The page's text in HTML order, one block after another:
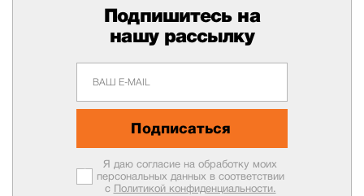
Подпишитесь на
нашу рассылку
Подписаться
Я даю согласие на обработку моих
персональных данных в соответствии
с Политикой конфиденциальности.